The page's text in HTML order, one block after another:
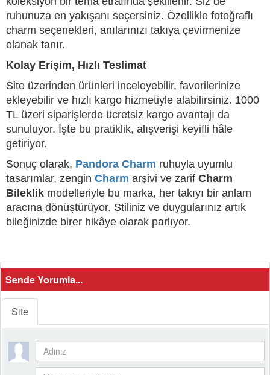
ruhunuza en yakışanı seçersiniz. Özellikle fotoğraflı
charm seçenekleri, anılarınızı takıya çevirmenize
olanak tanır.
Kolay Erişim, Hızlı Teslimat
Site üzerinden ürünleri inceleyebilir, favorilerinize
ekleyebilir ve hızlı kargo hizmetiyle alabilirsiniz. 1000
TL üzeri siparişlerde ücretsiz kargo avantajı da
sunuluyor. İşte bu pratiklik, alışverişi keyifli hâle
getiriyor.
Sonuç olarak, Pandora Charm ruhuyla uyumlu
tasarımlar, zengin Charm arşivi ve zarif Charm
Bileklik modelleriyle bu marka, her takıyı bir anlam
aracına dönüştürüyor. Stiliniz ve duygularınız artık
bileğinizde birer hikâye olarak parlıyor.
Sende Yorumla...
Site